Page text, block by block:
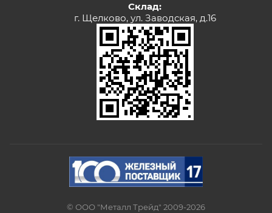
Склад:
г. Щелково, ул. Заводская, д.16
© ООО "Металл Трейд" 2009-2026